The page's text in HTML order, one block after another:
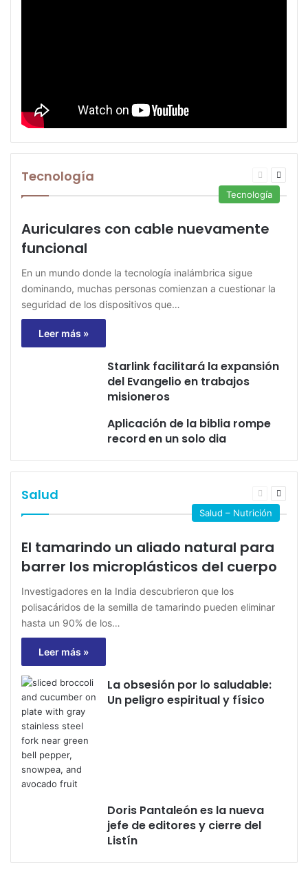
Tecnología
Página
anterior
Tecnología
Auriculares con cable nuevamente
funcional
En un mundo donde la tecnología inalámbrica sigue
dominando, muchas personas comienzan a cuestionar la
seguridad de los dispositivos que…
Leer más »
Starlink facilitará la expansión
del Evangelio en trabajos
misioneros
Aplicación de la biblia rompe
record en un solo dia
Salud
Página
anterior
Salud – Nutrición
El tamarindo un aliado natural para
barrer los microplásticos del cuerpo
Investigadores en la India descubrieron que los
polisacáridos de la semilla de tamarindo pueden eliminar
hasta un 90% de los…
Leer más »
La obsesión por lo saludable:
Un peligro espiritual y físico
Doris Pantaleón es la nueva
jefe de editores y cierre del
Listín